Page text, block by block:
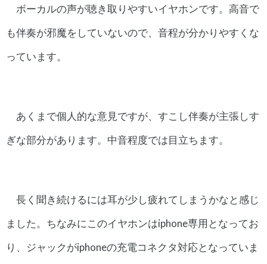
ボーカルの声が聴き取りやすいイヤホンです。高音で
も伴奏が邪魔をしていないので、音程が分かりやすくな
っています。
あくまで個人的な意見ですが、すこし伴奏が主張しす
ぎな部分があります。中音程度では目立ちます。
長く聞き続けるには耳が少し疲れてしまうかなと感じ
ました。ちなみにこのイヤホンはiphone専用となってお
り、ジャックがiphoneの充電コネクタ対応となっていま